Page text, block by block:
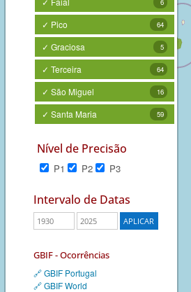
✓ Pico 64
✓ Graciosa 5
✓ Terceira 64
✓ São Miguel 16
✓ Santa Maria 59
Nível de Precisão
P1 P2 P3
Intervalo de Datas
GBIF - Ocorrências
🔗 GBIF Portugal
🔗 GBIF World